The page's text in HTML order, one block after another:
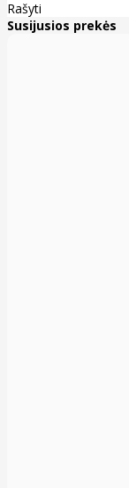
Rašyti
Susijusios prekės